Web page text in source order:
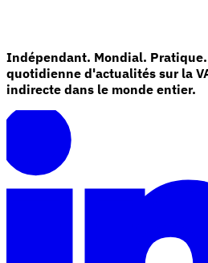
Indépendant. Mondial. Pratique.
quotidienne d'actualités sur la
indirecte dans le monde entier.